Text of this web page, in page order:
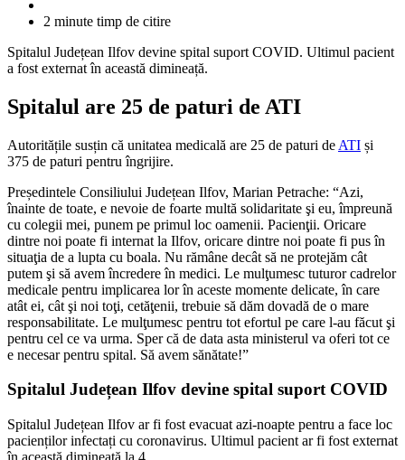
2 minute timp de citire
Spitalul Județean Ilfov devine spital suport COVID. Ultimul pacient
a fost externat în această dimineață.
Spitalul are 25 de paturi de ATI
Autoritățile susțin că unitatea medicală are 25 de paturi de ATI și
375 de paturi pentru îngrijire.
Președintele Consiliului Județean Ilfov, Marian Petrache: “Azi,
înainte de toate, e nevoie de foarte multă solidaritate şi eu, împreună
cu colegii mei, punem pe primul loc oamenii. Pacienţii. Oricare
dintre noi poate fi internat la Ilfov, oricare dintre noi poate fi pus în
situaţia de a lupta cu boala. Nu rămâne decât să ne protejăm cât
putem şi să avem încredere în medici. Le mulţumesc tuturor cadrelor
medicale pentru implicarea lor în aceste momente delicate, în care
atât ei, cât şi noi toţi, cetăţenii, trebuie să dăm dovadă de o mare
responsabilitate. Le mulţumesc pentru tot efortul pe care l-au făcut şi
pentru cel ce va urma. Sper că de data asta ministerul va oferi tot ce
e necesar pentru spital. Să avem sănătate!”
Spitalul Județean Ilfov devine spital suport COVID
Spitalul Județean Ilfov ar fi fost evacuat azi-noapte pentru a face loc
pacienților infectați cu coronavirus. Ultimul pacient ar fi fost externat